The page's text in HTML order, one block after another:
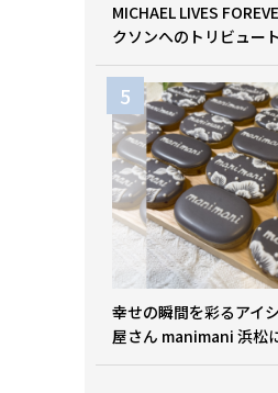
MICHAEL LIVES
クソンへのトリビュート
幸せの瞬間を彩るアイ
屋さん manimani 浜松